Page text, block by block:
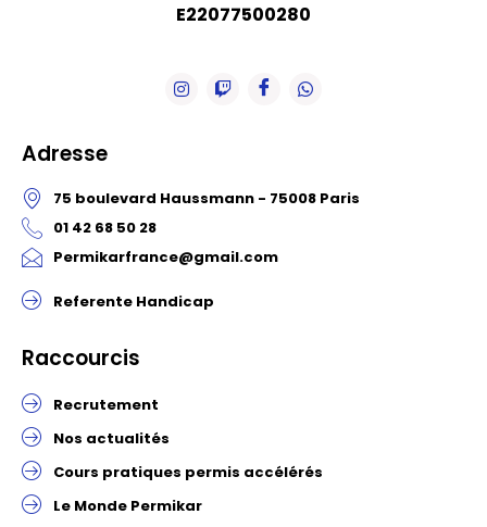
E22077500280
Adresse
75 boulevard Haussmann - 75008 Paris
01 42 68 50 28
Permikarfrance@gmail.com
Referente Handicap
Raccourcis
Recrutement
Nos actualités
Cours pratiques permis accélérés
Le Monde Permikar